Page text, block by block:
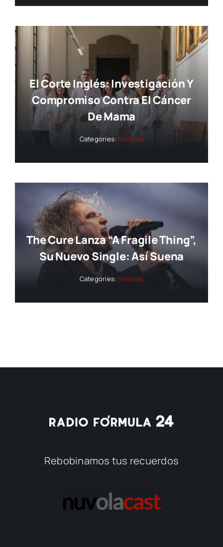
El Corte Inglés: Investigación Y
Compromiso Contra El Cáncer
De Mama
Categories: Noticias
The Cure Lanza “A Fragile Thing”,
Su Nuevo Single: Así Suena
Categories: Noticias
Rebobinamos tus recuerdos